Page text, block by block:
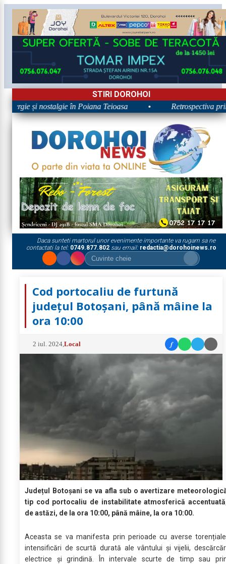
STIRI DOROHOI
și nostalgie în Poiana Teioasa Retrospectiva
Daca sunteti martorul unor evenimente importante va rugam sa ne
contactati la tel: 0749.877.802sau email: redactia@dorohoinews.ro
Cod portocaliu de furtună
județul Botoșani, până mâine la
ora 10:00
2 iul. 2024 ,Local f
Județul Botoșani se va afla sub o avertizare
tip cod portocaliu de instabilitate atmosferică
de astăzi, de la ora 10:00, până mâine, la ora 10:00.
Aceasta se va manifesta prin perioade cu averse
intensificări de scurtă durată ale vântului și vijelii,
electrice și grindină. În intervale scurte de timp sau